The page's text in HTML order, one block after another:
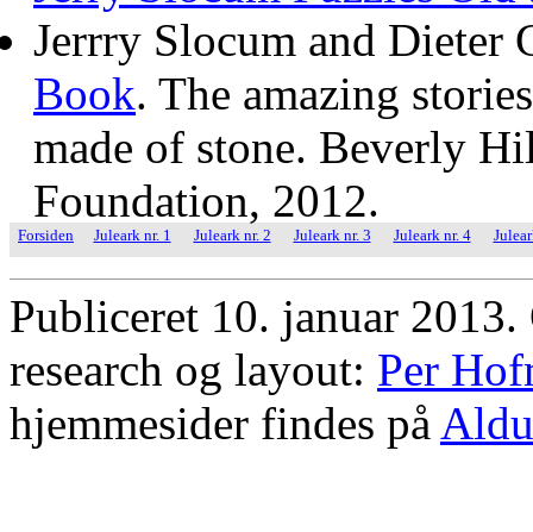
Jerrry Slocum and Dieter
Book. The amazing
made of stone. Beverly
Foundation, 2012.
Forsiden Juleark nr. 1 Juleark nr. 2 Juleark nr. 3 Juleark nr. 4
Publiceret 10. januar
research og layout: Per
hjemmesider findes på